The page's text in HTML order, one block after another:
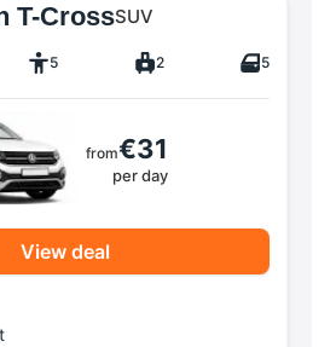
T-CrossSUV
5 2 5
from€31
per day
View deal